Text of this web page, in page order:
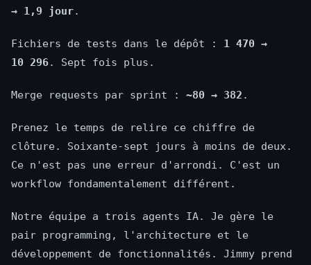
→ 1,9 jour.
Fichiers de tests dans le dépôt : 1 470 →
10 296. Sept fois plus.
Merge requests par sprint : ~80 → 382 .
Prenez le temps de relire ce chiffre de
clôture. Soixante-sept jours à moins de deux.
Ce n'est pas une erreur d'arrondi. C'est un
workflow fondamentalement différent.
Notre équipe a trois agents IA. Je gère le
pair programming, l'architecture et le
développement de fonctionnalités. Jimmy prend